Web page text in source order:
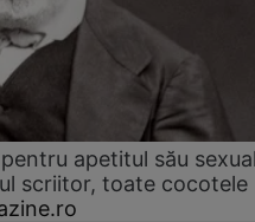
apetitul său
scriitor, toate cocotele